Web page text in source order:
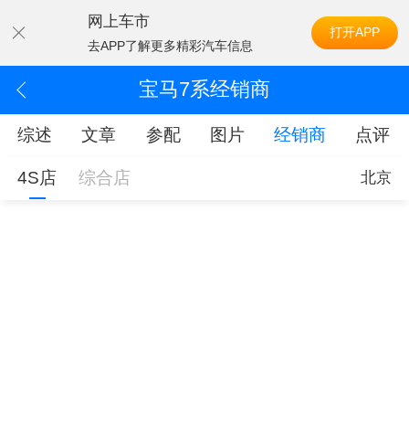
网上车市
去APP了解更多精彩汽车信息
打开APP
宝马7系经销商
综述 文章 参配 图片 经销商 点评
4S店 综合店 北京